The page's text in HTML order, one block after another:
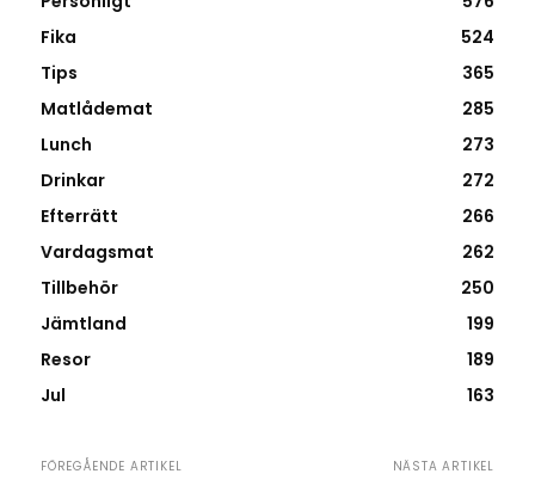
Fika
524
Tips
365
Matlådemat
285
Lunch
273
Drinkar
272
Efterrätt
266
Vardagsmat
262
Tillbehör
250
Jämtland
199
Resor
189
Jul
163
FÖREGÅENDE ARTIKEL NÄSTA ARTIKEL